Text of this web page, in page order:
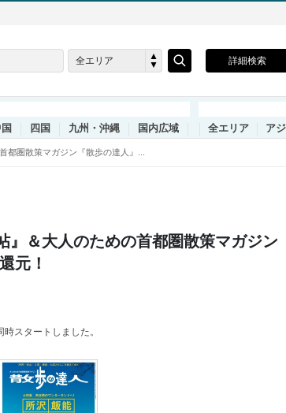
全エリア 詳細検索
四国 九州・沖縄 国内広域
全エリア
ア
都圏散策マガジン『散歩の達人』...
＆大人のための首都圏散策マガジン
元！
スタートしました。